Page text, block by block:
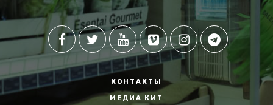
КОНТАКТЫ
МЕДИА КИТ